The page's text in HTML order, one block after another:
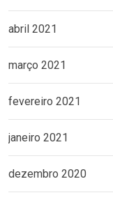
abril 2021
março 2021
fevereiro 2021
janeiro 2021
dezembro 2020